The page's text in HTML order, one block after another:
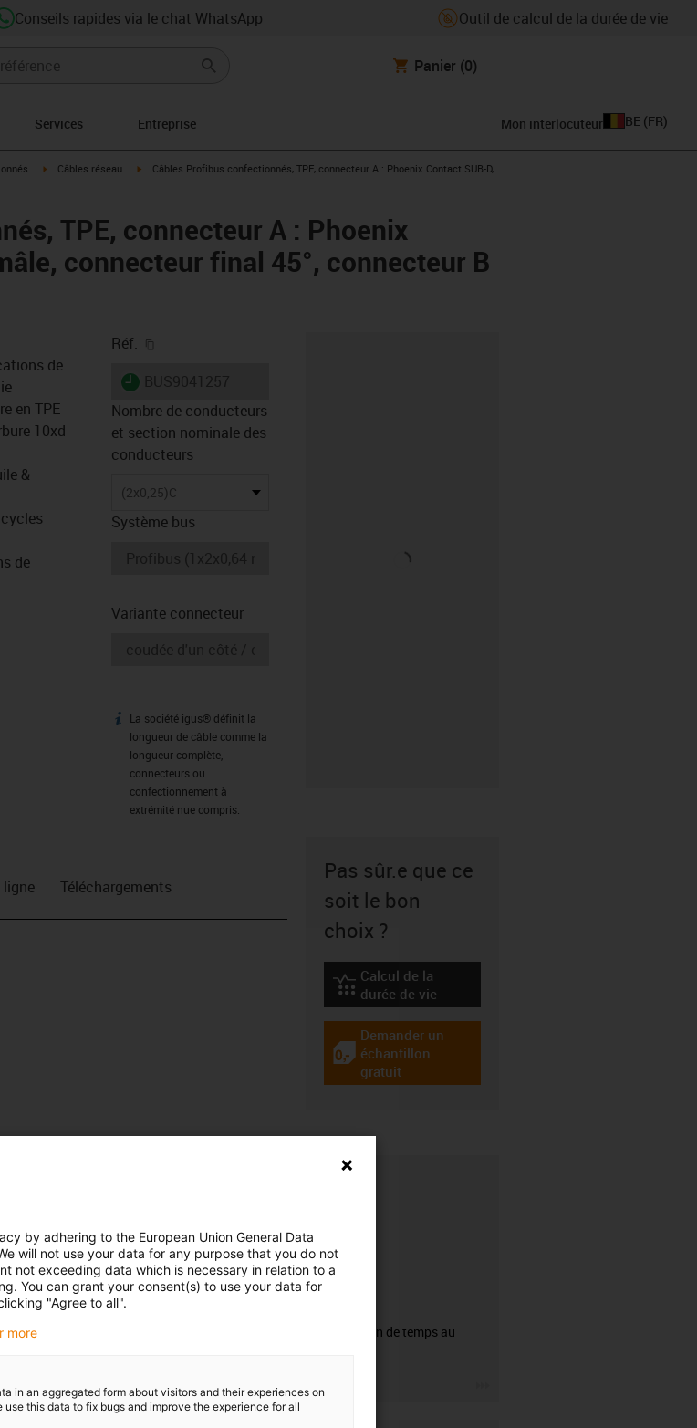
Conseils rapides via le chat WhatsApp Outil de calcul de la durée de vie
Panier (0)
Services Entreprise Mon interlocuteur BE (FR)
igus-icon-arrow-right
Câbles réseau igus-icon-arrow-right
Câbles Profibus confectionnés, TPE, connecteur A : Phoenix Contact SUB-D,
TPE, connecteur A : Phoenix
connecteur final 45°, connecteur B
de
en TPE
10xd
&
de
Réf.
igus-icon-lieferzeit
Nombre de conducteurs
et section nominale des
conducteurs
(2x0,25)C
Système bus
Variante connecteur
igus-icon-info
La société igus® définit la
longueur de câble comme la
longueur complète,
connecteurs ou
confectionnement à
extrémité nue compris.
ligne Téléchargements
Pas sûr.e que ce
soit le bon
choix ?
igus-icon-lebensdauerrechner
Calcul de la
durée de vie
igus-icon-gratismuster
Demander un
échantillon
gratuit
50% de gain de temps au
by adhering to the European Union General Data
will not use your data for any purpose that you do not
not exceeding data which is necessary in relation to a
You can grant your consent(s) to use your data for
"Agree to all".
more
in an aggregated form about visitors and their experiences on
use this data to fix bugs and improve the experience for all